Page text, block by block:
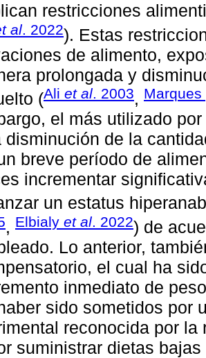
restricciones
al. 2022). Estas
de alimento,
prolongada y
(Ali et al. 2003, Marques
el más utilizado
disminución de la
breve período de
incrementar
un estatus
, Elbialy et al. 2022) de
Lo anterior,
el cual ha
inmediato de
sido sometidos por
reconocida por
suministrar dietas